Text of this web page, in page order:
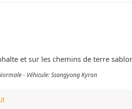
et sur les chemins de terre
- Véhicule: Ssangyong Kyron